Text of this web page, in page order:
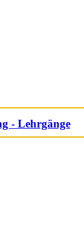
- Lehrgänge